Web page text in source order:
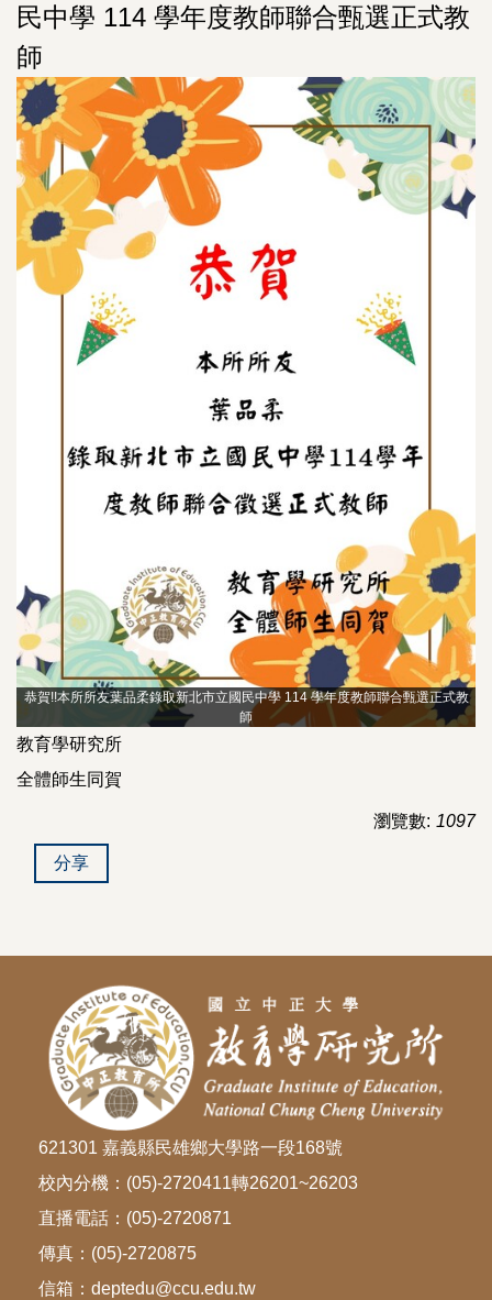
民中學 114 學年度教師聯合甄選正式教
師
恭賀!!本所所友葉品柔錄取新北市立國民中學 114 學年度教師聯合甄選正式教
師
教育學研究所
全體師生同賀
瀏覽數: 1097
分享
621301 嘉義縣民雄鄉大學路一段168號
校內分機：(05)-2720411轉26201~26203
直播電話：(05)-2720871
傳真：(05)-2720875
信箱：deptedu@ccu.edu.tw